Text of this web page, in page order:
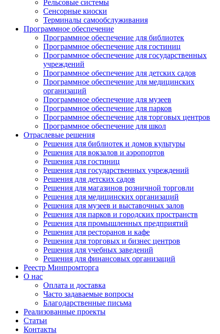
Рельсовые системы
Сенсорные киоски
Терминалы самообслуживания
Программное обеспечение
Программное обеспечение для библиотек
Программное обеспечение для гостиниц
Программное обеспечение для государственных
учреждений
Программное обеспечение для детских садов
Программное обеспечение для медицинских
организаций
Программное обеспечение для музеев
Программное обеспечение для парков
Программное обеспечение для торговых центров
Программное обеспечение для школ
Отраслевые решения
Решения для библиотек и домов культуры
Решения для вокзалов и аэропортов
Решения для гостиниц
Решения для государственных учреждений
Решения для детских садов
Решения для магазинов розничной торговли
Решения для медицинских организаций
Решения для музеев и выставочных залов
Решения для парков и городских пространств
Решения для промышленных предприятий
Решения для ресторанов и кафе
Решения для торговых и бизнес центров
Решения для учебных заведений
Решения для финансовых организаций
Реестр Минпромторга
О нас
Оплата и доставка
Часто задаваемые вопросы
Благодарственные письма
Реализованные проекты
Статьи
Контакты